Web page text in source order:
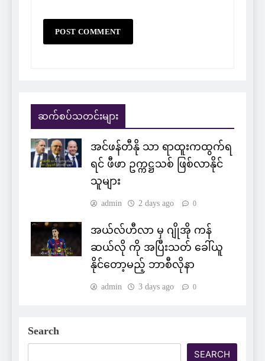
ဆက်စပ်သတင်းများ
အင်ဖန်တီနို သာ ရာထူးကထွက်ရ
ရင် ဖီဖာ ဥက္ကဋ္ဌသစ် ဖြစ်လာနိုင်
သူများ
admin 2 days ago 0
အယ်လ်ဟီလာ မှ ဂျိုအို ကန်
ဆယ်လို ကို အပြီးသတ် ခေါ်ယူ
နိုင်တော့မည့် ဘာစီလိုနာ
admin 3 days ago 0
Search
SEARCH